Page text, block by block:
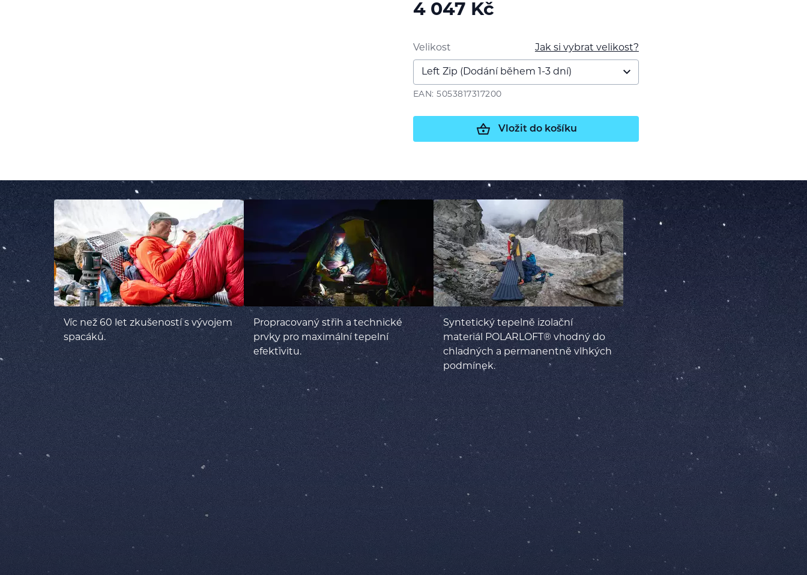
4 047 Kč
Jak si vybrat velikost?
Velikost
EAN: 5053817317200
Vložit do košíku
Víc než 60 let zkušeností s vývojem
spacáků.
Propracovaný střih a technické
prvky pro maximální tepelní
efektivitu.
Syntetický tepelně izolační
materiál POLARLOFT® vhodný do
chladných a permanentně vlhkých
podmínek.